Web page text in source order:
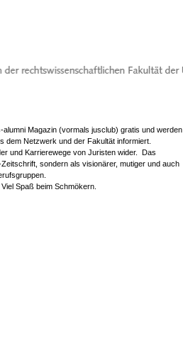
Magazin (vormals jusclub) gratis und werden
dem Netzwerk und der Fakultät informiert.
und Karrierewege von Juristen wider. Das
sondern als visionärer, mutiger und auch
Spaß beim Schmökern.